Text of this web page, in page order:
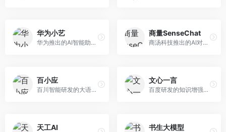
华为小艺
华为推出的AI智能助手网页端，深度整合鸿蒙生态和华为云服务。面向华为设备用户，支持语音交互、智能问答、设备控制等功能，与华为硬件生态无缝衔接。
商量SenseChat
商汤科技推出的AI对话平台，结合计算机视觉和自然语言处理技术。面向企业用户和开发者，支持多模态交互，视觉理解能力强，适合智能客服和内容创作场景。
百小应
百川智能研发的大语言模型助手，专注于中文理解和生成。面向中文用户，提供知识问答、文本创作、代码辅助等服务，模型参数规模大，中文表达流畅自然。
文心一言
百度研发的知识增强大语言模型，深度融合百度知识图谱和搜索能力。面向中文用户，提供知识问答、文本创作、逻辑推理等服务，中文语境理解准确，知识覆盖面广。
天工AI 书生大模型